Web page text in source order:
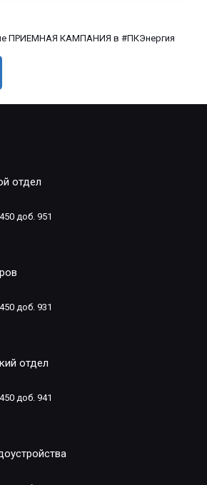
ПРИЕМНАЯ КАМПАНИЯ в #ПКЭнергия
отдел
доб. 951
доб. 931
отдел
доб. 941